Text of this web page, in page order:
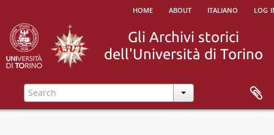
home about italiano log